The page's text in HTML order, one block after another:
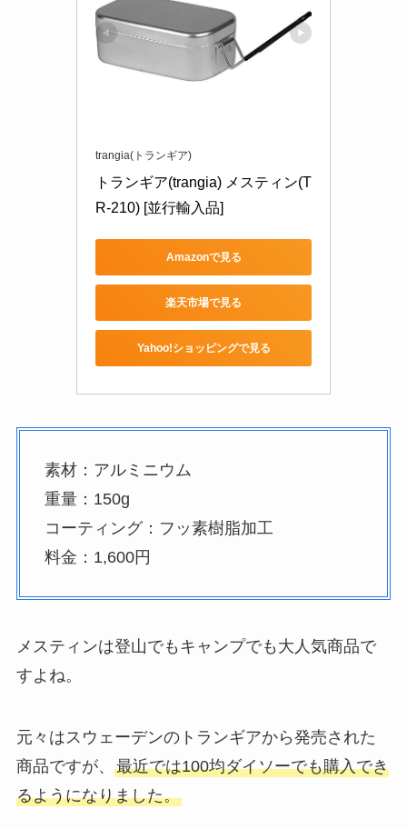
trangia(トランギア)
トランギア(trangia) メスティン(T
R-210) [並行輸入品]
Amazonで見る
楽天市場で見る
Yahoo!ショッピングで見る
素材：アルミニウム
重量：150g
コーティング：フッ素樹脂加工
料金：1,600円
メスティンは登山でもキャンプでも大人気商品で
すよね。
元々はスウェーデンのトランギアから発売された
商品ですが、 最近では100均ダイソーでも購入でき
るようになりました。